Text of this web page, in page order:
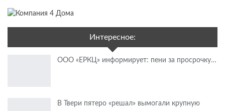
Интересное:
ООО «ЕРКЦ» информирует: пени за просрочку…
В Твери пятеро «решал» вымогали крупную